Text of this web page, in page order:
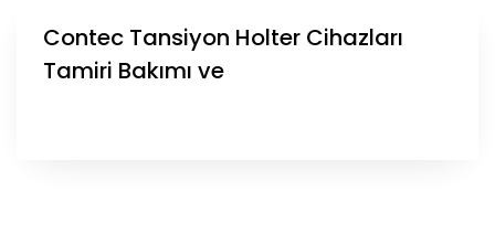
Contec Tansiyon Holter Cihazları
Tamiri Bakımı ve